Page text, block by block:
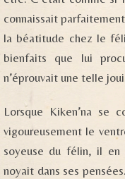
connaissait
la béatitude chez le
bienfaits que lui
n’éprouvait une telle
Lorsque Kiken’na se
vigoureusement le
soyeuse du félin, il
noyait dans ses